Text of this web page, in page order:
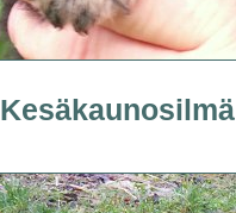
Kesäkaunosilmä